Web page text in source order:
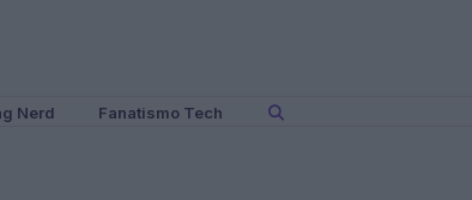
Nerd Fanatismo Tech